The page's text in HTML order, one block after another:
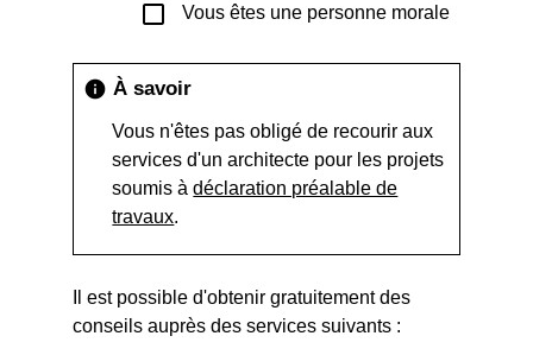
check_box_outline_blank Vous êtes une personne morale
info À savoir
Vous n'êtes pas obligé de recourir aux
services d'un architecte pour les projets
soumis àdéclaration préalable de
travaux.
Il est possible d'obtenir gratuitement des
conseils auprès des services suivants :